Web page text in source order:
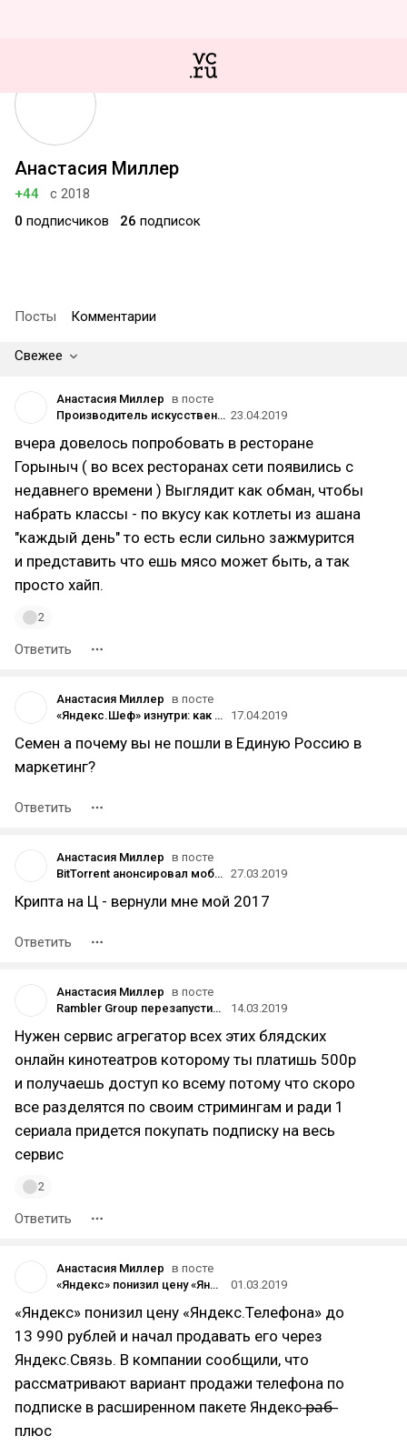
Анастасия Миллер
+44
с 2018
0 подписчиков 26 подписок
Посты Комментарии
Свежее
Анастасия Миллер в посте
Производитель искусственного мяса Beyond Meat оценил себя в $1,2 млрд перед IPO 23.04.2019
вчера довелось попробовать в ресторане
Горыныч ( во всех ресторанах сети появились с
недавнего времени ) Выглядит как обман, чтобы
набрать классы - по вкусу как котлеты из ашана
"каждый день" то есть если сильно зажмурится
и представить что ешь мясо может быть, а так
просто хайп.
2
Ответить
Анастасия Миллер в посте
«Яндекс.Шеф» изнутри: как устроено петербургское производство сервиса по доставке ужинов
17.04.2019
Семен а почему вы не пошли в Единую Россию в
маркетинг?
Ответить
Анастасия Миллер в посте
BitTorrent анонсировал мобильный сервис прямых трансляций 27.03.2019
Крипта на Ц - вернули мне мой 2017
Ответить
Анастасия Миллер в посте
Rambler Group перезапустила первый кинотеатр под брендом Okko
14.03.2019
Нужен сервис агрегатор всех этих блядских
онлайн кинотеатров которому ты платишь 500р
и получаешь доступ ко всему потому что скоро
все разделятся по своим стримингам и ради 1
сериала придется покупать подписку на весь
сервис
2
Ответить
Анастасия Миллер в посте
«Яндекс» понизил цену «Яндекс.Телефона» до 13 990 рублей и начал продавать его через «Связной» и «Евросеть»
01.03.2019
«Яндекс» понизил цену «Яндекс.Телефона» до
13 990 рублей и начал продавать его через
Яндекс.Связь. В компании сообщили, что
рассматривают вариант продажи телефона по
подписке в расширенном пакете Яндекс ̶р̶а̶б̶
плюс